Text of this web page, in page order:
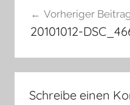
Vorheriger
20101012-
Schreibe einen